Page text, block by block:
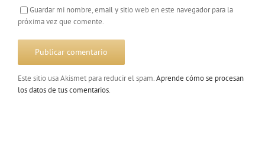
Guardar mi nombre, email y sitio web en este navegador para la
próxima vez que comente.
Este sitio usa Akismet para reducir el spam.Aprende cómo se procesan
los datos de tus comentarios.